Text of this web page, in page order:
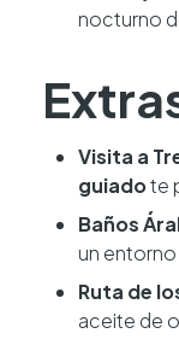
nocturno
Visita a
guiadote
Baños
un
Ruta de
aceite de